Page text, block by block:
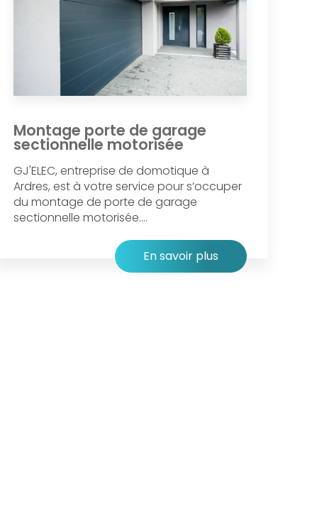
Montage porte de garage
sectionnelle motorisée
GJ'ELEC, entreprise de domotique à
Ardres, est à votre service pour s’occuper
du montage de porte de garage
sectionnelle motorisée....
En savoir plus